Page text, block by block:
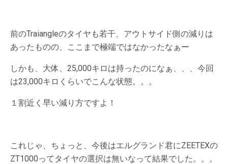
前のTraiangleのタイヤも若干、アウトサイド側の減りは
あったものの、ここまで極端ではなかったなぁー
しかも、大体、25,000キロは持ったのになぁ、、、今回
は23,000キロくらいでこんな状態。。。
１割近く早い減り方ですよ！
これじゃ、ちょっと、今後はエルグランド君にZEETEXの
ZT1000ってタイヤの選択は無いなって結果でした。。。